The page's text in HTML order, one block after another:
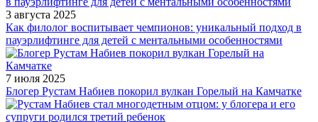
3 августа 2025
Как филолог воспитывает чемпионов: уникальный подход в
пауэрлифтинге для детей с ментальными особенностями
7 июля 2025
Блогер Рустам Набиев покорил вулкан Горелый на Камчатке